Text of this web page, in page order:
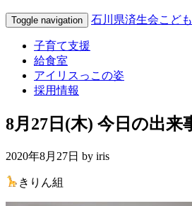
Toggle navigation 石川県済生会こど
子育て支援
給食室
アイリスっこの姿
採用情報
8月27日(木) 今日の出来
2020年8月27日 by iris
きりん組